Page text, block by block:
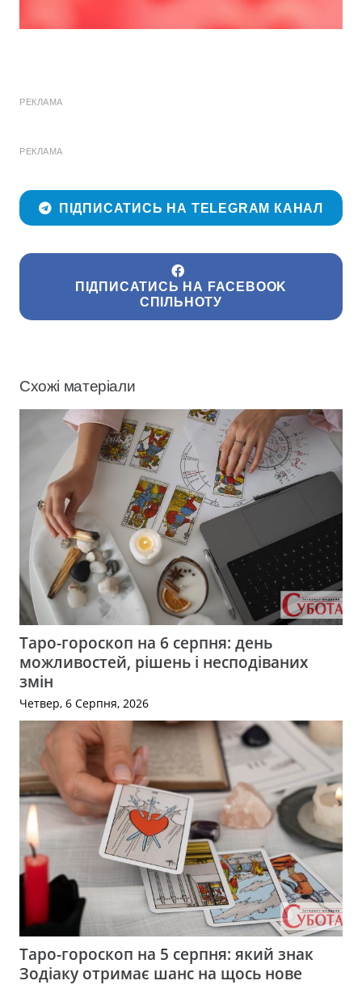
РЕКЛАМА
РЕКЛАМА
ПІДПИСАТИСЬ НА TELEGRAM КАНАЛ
ПІДПИСАТИСЬ НА FACEBOOK
СПІЛЬНОТУ
Схожі матеріали
Таро-гороскоп на 6 серпня: день
можливостей, рішень і несподіваних
змін
Четвер, 6 Серпня, 2026
Таро-гороскоп на 5 серпня: який знак
Зодіаку отримає шанс на щось нове